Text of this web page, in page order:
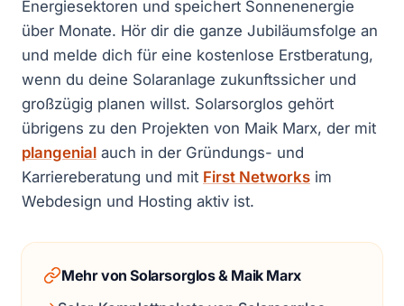
Energiesektoren und speichert Sonnenenergie
über Monate. Hör dir die ganze Jubiläumsfolge an
und melde dich für eine kostenlose Erstberatung,
wenn du deine Solaranlage zukunftssicher und
großzügig planen willst. Solarsorglos gehört
übrigens zu den Projekten von Maik Marx, der mit
plangenial auch in der Gründungs- und
Karriereberatung und mit First Networks im
Webdesign und Hosting aktiv ist.
Mehr von Solarsorglos & Maik Marx